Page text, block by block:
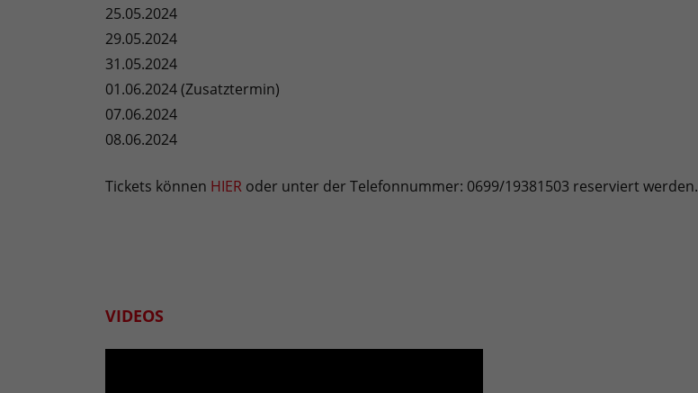
25.05.2024
29.05.2024
31.05.2024
01.06.2024 (Zusatztermin)
07.06.2024
08.06.2024
Tickets können HIER oder unter der Telefonnummer: 0699/19381503 reserviert werden.
VIDEOS